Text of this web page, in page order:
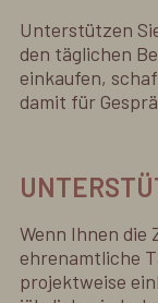
Unterstützen
den täglichen
einkaufen,
damit für
Wenn Ihnen die
ehrenamtliche
projektweise